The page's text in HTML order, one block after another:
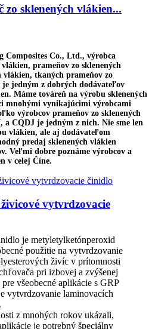
zo sklenených vlákien...
Composites Co., Ltd., výrobca
prameňov zo sklenených
vlákien, tkaných prameňov zo
je jedným z dobrých dodávateľov
Máme továreň na výrobu sklenených
mnohými vynikajúcimi výrobcami
výrobcov prameňov zo sklenených
CQDJ je jedným z nich. Nie sme len
vlákien, ale aj dodávateľom
predaj sklenených vlákien
Veľmi dobre poznáme výrobcov a
v celej Číne.
vytvrdzovacie
je metyletylketónperoxid
použitie na vytvrdzovanie
živíc v prítomnosti
pri izbovej a zvýšenej
všeobecné aplikácie s GRP
vytvrdzovanie laminovacích
z mnohých rokov ukázali,
je potrebný špeciálny